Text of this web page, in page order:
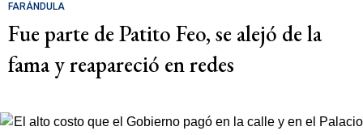
FARÁNDULA
Fue parte de Patito Feo, se alejó de la
fama y reapareció en redes